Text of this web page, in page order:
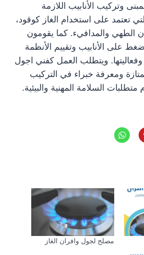
وتركيب الأنابيب اللازمة
تعتمد على استخدام الغاز كوقود،
الطهي والمدافيء. كما يقومون
على الأنابيب وتقييم الأنظمة
وفعاليتها. ويتطلب العمل كفني اجول
ومعرفة خبراء في التركيب
متطلبات السلامة المهنية والبيئية.
مصلح لجول وافران الغاز